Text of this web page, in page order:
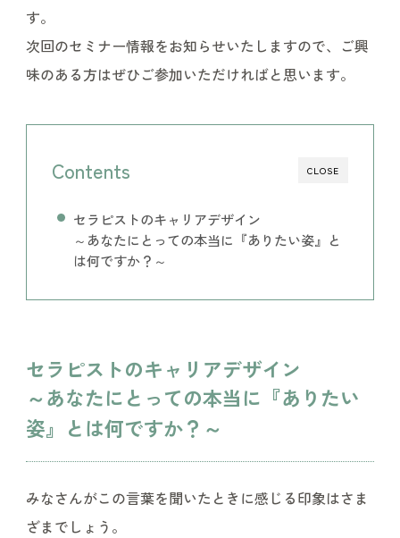
す。
次回のセミナー情報をお知らせいたしますので、ご興
味のある方はぜひご参加いただければと思います。
CLOSE
Contents
セラピストのキャリアデザイン
～あなたにとっての本当に『ありたい姿』と
は何ですか？～
セラピストのキャリアデザイン
～あなたにとっての本当に『ありたい
姿』とは何ですか？～
みなさんがこの言葉を聞いたときに感じる印象はさま
ざまでしょう。